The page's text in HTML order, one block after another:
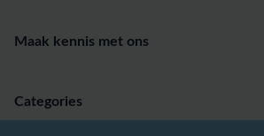
Maak kennis met ons
Categories